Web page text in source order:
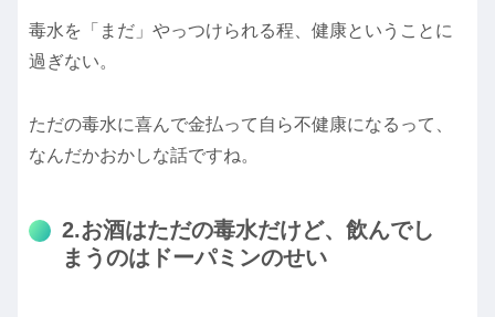
毒水を「まだ」やっつけられる程、健康ということに
過ぎない。
ただの毒水に喜んで金払って自ら不健康になるって、
なんだかおかしな話ですね。
2.お酒はただの毒水だけど、飲んでし
まうのはドーパミンのせい